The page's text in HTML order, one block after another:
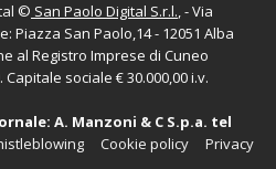
© San Paolo Digital S.r.l., - Via
Piazza San Paolo,14 - 12051 Alba
al Registro Imprese di Cuneo
Capitale sociale € 30.000,00 i.v.
A. Manzoni & C S.p.a. tel
Privacy
Cookie policy